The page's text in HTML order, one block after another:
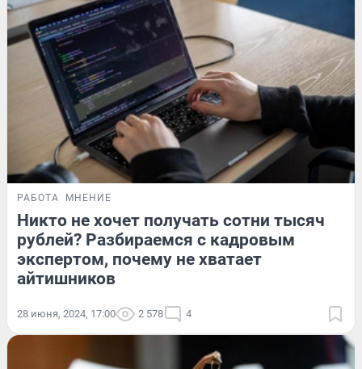
РАБОТА МНЕНИЕ
Никто не хочет получать сотни тысяч
рублей? Разбираемся с кадровым
экспертом, почему не хватает
айтишников
28 июня, 2024, 17:00 2 578 4